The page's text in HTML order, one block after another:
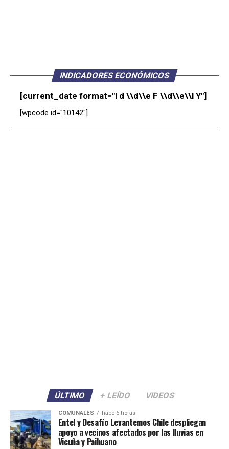
INDICADORES ECONÓMICOS
[current_date format="l d \\d\\e F \\d\\e\\l Y"]
[wpcode id="10142"]
ÚLTIMO + LEÍDO VIDEOS
COMUNALES hace 6 horas
Entel y Desafío Levantemos Chile despliegan
apoyo a vecinos afectados por las lluvias en
Vicuña y Paihuano